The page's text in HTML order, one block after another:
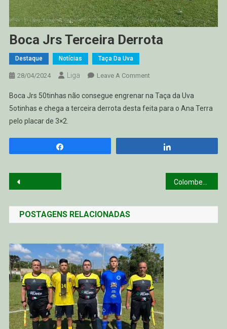
Boca Jrs Terceira Derrota
Destaque Notícias Taça Da Uva
28/04/2024 Liga Leave A CommentOn
Jrs
Terceira
Boca Jrs 50tinhas não consegue engrenar na Taça da Uva
5otinhas e chega a terceira derrota desta feita para o Ana Terra
pelo placar de 3×2.
Navegação
de
Post
POSTAGENS RELACIONADAS